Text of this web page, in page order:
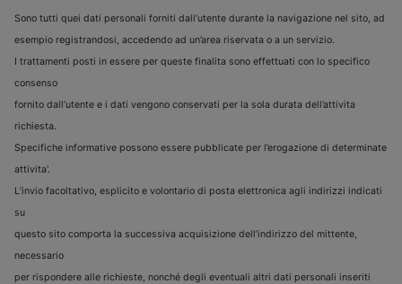
Sono tutti quei dati personali forniti dall’utente durante la navigazione nel sito, ad
esempio registrandosi, accedendo ad un’area riservata o a un servizio.
I trattamenti posti in essere per queste finalita sono effettuati con lo specifico
consenso
fornito dall’utente e i dati vengono conservati per la sola durata dell’attivita
richiesta.
Specifiche informative possono essere pubblicate per l’erogazione di determinate
attivita'.
L’invio facoltativo, esplicito e volontario di posta elettronica agli indirizzi indicati
su
questo sito comporta la successiva acquisizione dell’indirizzo del mittente,
necessario
per rispondere alle richieste, nonché degli eventuali altri dati personali inseriti